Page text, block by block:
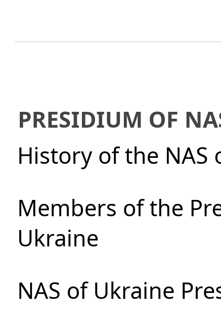
PRESIDIUM OF
History of the NAS
Members of the
Ukraine
NAS of Ukraine